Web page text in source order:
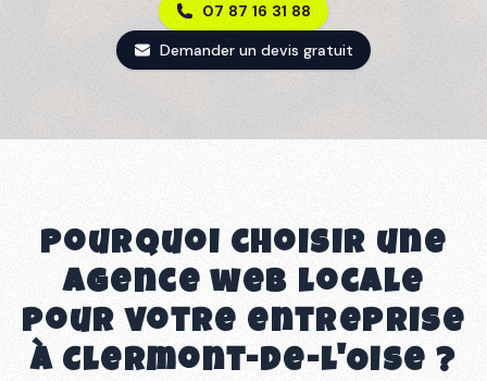
07 87 16 31 88
Demander un devis gratuit
Pourquoi choisir une
agence web locale
pour votre entreprise
à Clermont-de-l'Oise ?